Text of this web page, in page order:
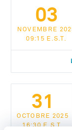
03
NOVEMBRE
09:15 E.S.T.
31
OCTOBRE 2025
16:30 E.S.T.